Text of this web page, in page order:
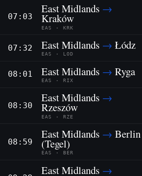
07:03
East Midlands →
Kraków
EAS · KRK
07:32 East Midlands → Łódz
EAS · LOD
08:01 East Midlands → Ryga
EAS · RIX
08:30
East Midlands →
Rzeszów
EAS · RZE
08:59
East Midlands → Berlin
(Tegel)
EAS · BER
East Midlands →